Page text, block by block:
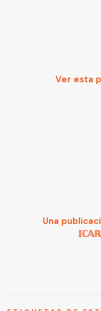
Ver esta
Una